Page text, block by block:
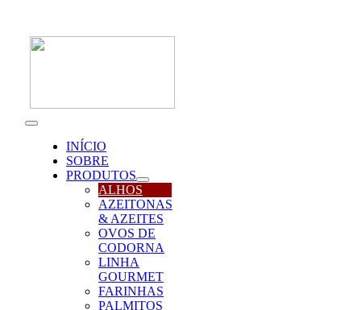
content
Toggle
NavigationINÍCIO
SOBRE
PRODUTOS
ALHOS
AZEITONAS
& AZEITES
OVOS DE
CODORNA
LINHA
GOURMET
FARINHAS
PALMITOS